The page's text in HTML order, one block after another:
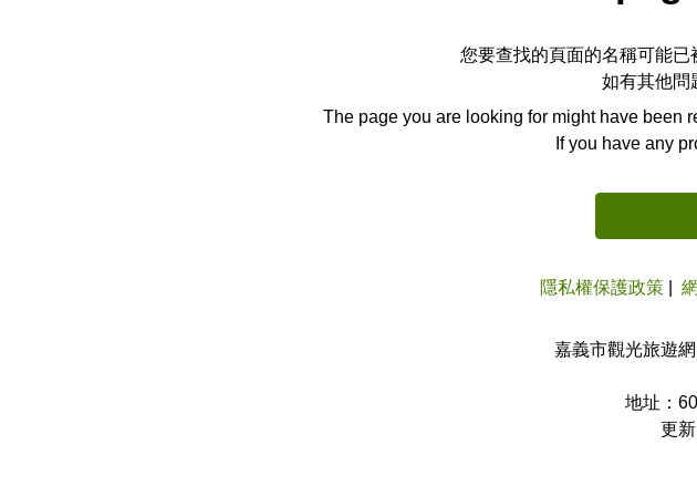
您要查找的頁面的名稱可能已
如有其他問
The page you are looking for might have been
If you have any
隱私權保護政策
嘉義市觀光旅遊
地址：
更